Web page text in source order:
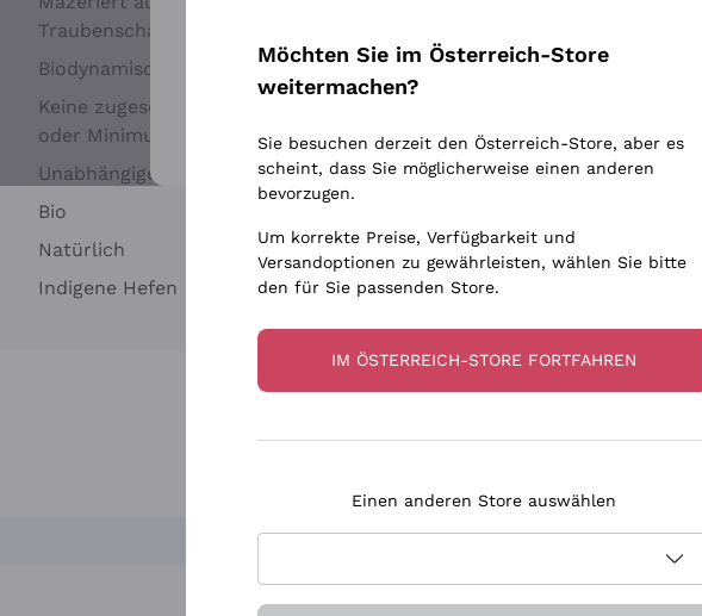
Traubenschalen
Biodynamisch
Keine zugesetzten Sulfite
oder Minimum
Unabhängige Weinbauern
Bio
Natürlich
Indigene Hefen
Occhipinti Arianna
Biondi Santi
Argiolas
Zenato
Ca' dei Frati
Die Firma Brauchen
Weitere Informationen finden Sie in unserem Datenschutz-Bestimmungen
Möchten Sie im Österreich-Store
weitermachen?
Sie besuchen derzeit den Österreich-Store, aber es
scheint, dass Sie möglicherweise einen anderen
bevorzugen.
Um korrekte Preise, Verfügbarkeit und
Versandoptionen zu gewährleisten, wählen Sie bitte
den für Sie passenden Store.
IM ÖSTERREICH-STORE FORTFAHREN
Einen anderen Store auswählen